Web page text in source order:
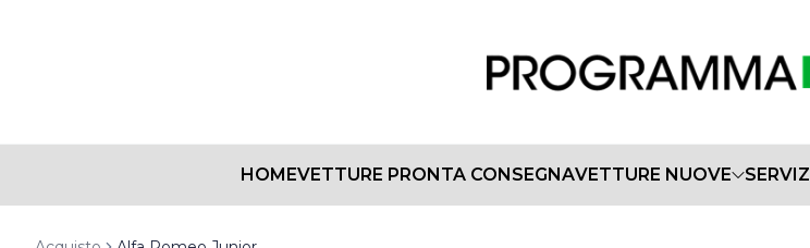
HOMEVETTURE PRONTA CONSEGNAVETTURE NUOVE